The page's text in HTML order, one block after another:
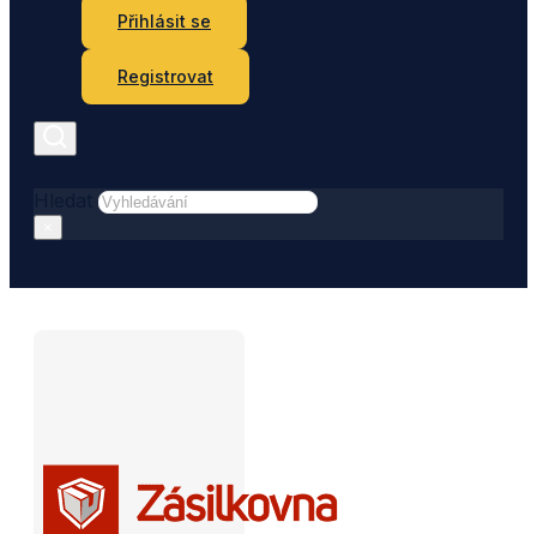
Přihlásit se
Registrovat